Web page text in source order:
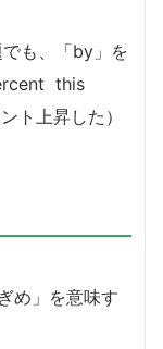
も、「by」を
this
ト上昇した）
め」を意味す